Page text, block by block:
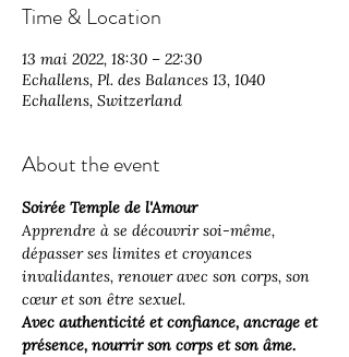
Time & Location
13 mai 2022, 18:30 – 22:30
Echallens, Pl. des Balances 13, 1040
Echallens, Switzerland
About the event
Soirée Temple de l'Amour
Apprendre à se découvrir soi-même,
dépasser ses limites et croyances
invalidantes, renouer avec son corps, son
cœur et son être sexuel.
Avec authenticité et confiance, ancrage et
présence, nourrir son corps et son âme.